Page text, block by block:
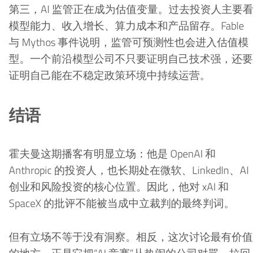
第三，AI 监管正在成为估值变量。过去投资人主要看
模型能力、收入增长、算力成本和产品留存。Fable
与 Mythos 事件说明，监管可预测性也会进入估值模
型。一个前沿模型公司不只要证明自己技术强，还要
证明自己能在不稳定政策环境中持续运营。
结语
霍夫曼这期播客有明显立场：他是 OpenAI 和
Anthropic 的投资人，也长期处在微软、LinkedIn、AI
创业和风险投资的核心位置。因此，他对 xAI 和
SpaceX 的批评不能被当成中立裁判的最终判词。
但有立场不等于没有洞察。相反，这次讨论最有价值